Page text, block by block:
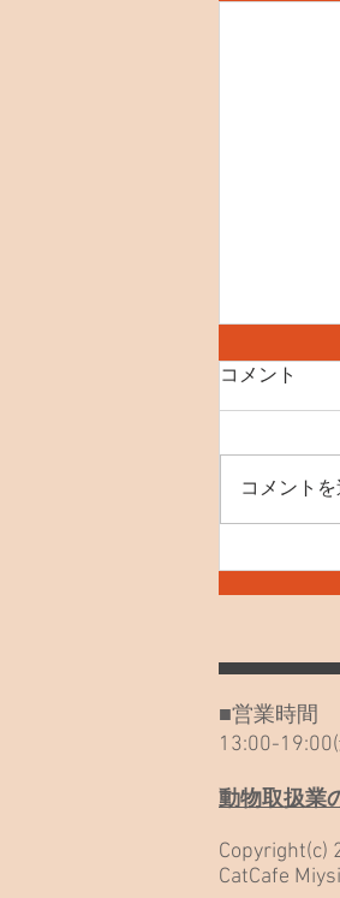
8月8日(
【SNS】
いくまえ
えのお客
ントカー
年6月～土
更になり
コメント
コメント
■営業時間
13:00-
動物取扱業
Copyright(c)
CatCafe